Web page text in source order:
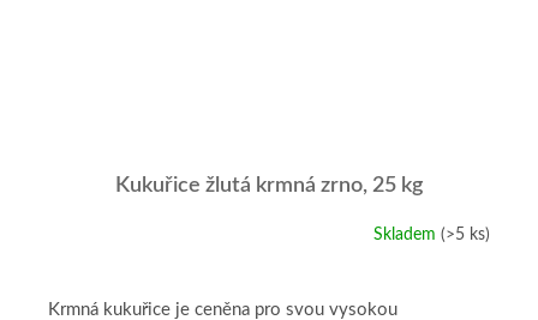
Kukuřice žlutá krmná zrno, 25 kg
je
Skladem(>5 ks)
Krmná kukuřice je ceněna pro svou vysokou